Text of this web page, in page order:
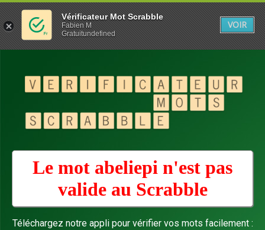
Le mot abeliepi n'est pas
valide au Scrabble
Téléchargez notre appli pour vérifier vos mots facilement :
Vérificateur Mot Scrabble
Fabien M
Gratuitundefined
VOIR